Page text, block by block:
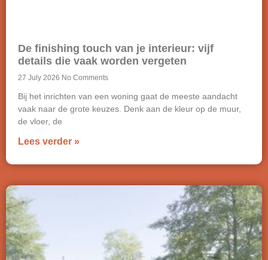
De finishing touch van je interieur: vijf
details die vaak worden vergeten
27 July 2026 No Comments
Bij het inrichten van een woning gaat de meeste aandacht
vaak naar de grote keuzes. Denk aan de kleur op de muur,
de vloer, de
Lees verder »